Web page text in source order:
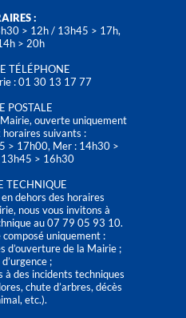
:
> 12h / 13h45 > 17h,
> 20h
TÉLÉPHONE
: 01 30 13 17 77
POSTALE
ouverte uniquement
suivants :
> 17h00, Mer : 14h30 >
13h45 > 16h30
TECHNIQUE
dehors des horaires
nous vous invitons à
au 07 79 05 93 10.
uniquement :
d’ouverture de la Mairie ;
;
des incidents techniques
chute d’arbres, décès
etc.).